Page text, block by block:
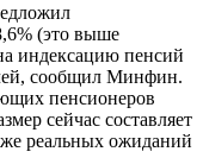
(это выше
индексацию пенсий
сообщил Минфин.
пенсионеров
сейчас составляет
реальных ожиданий